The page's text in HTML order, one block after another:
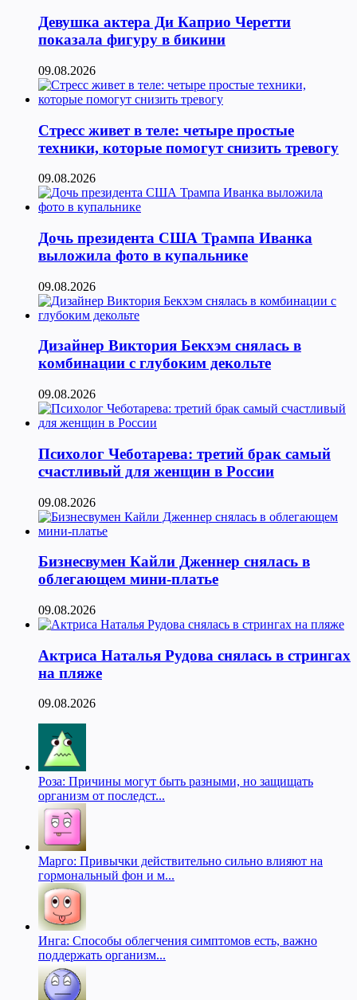
Девушка актера Ди Каприо Черетти
показала фигуру в бикини
09.08.2026
Стресс живет в теле: четыре простые
техники, которые помогут снизить тревогу
09.08.2026
Дочь президента США Трампа Иванка
выложила фото в купальнике
09.08.2026
Дизайнер Виктория Бекхэм снялась в
комбинации с глубоким декольте
09.08.2026
Психолог Чеботарева: третий брак самый
счастливый для женщин в России
09.08.2026
Бизнесвумен Кайли Дженнер снялась в
облегающем мини-платье
09.08.2026
Актриса Наталья Рудова снялась в стрингах
на пляже
09.08.2026
Роза: Причины могут быть разными, но защищать
организм от последст...
Марго: Привычки действительно сильно влияют на
гормональный фон и м...
Инга: Способы облегчения симптомов есть, важно
поддержать организм...